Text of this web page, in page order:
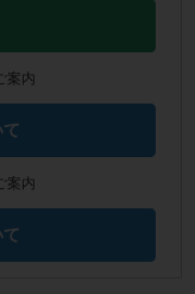
案内
案内